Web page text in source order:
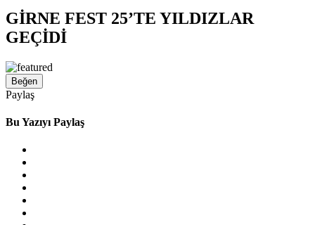
GİRNE FEST 25’TE YILDIZLAR
GEÇİDİ
Beğen
Paylaş
Bu Yazıyı Paylaş